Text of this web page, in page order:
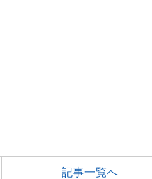
記事一覧へ